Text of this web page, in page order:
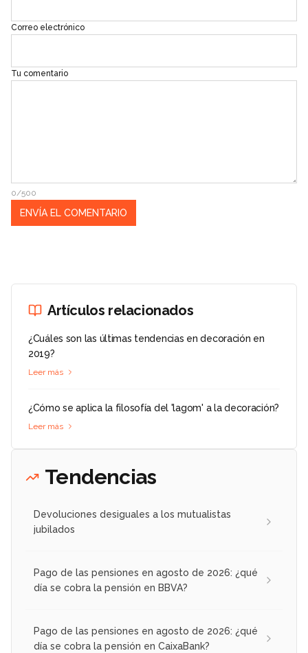
Correo electrónico
Tu comentario
0/500
Artículos relacionados
¿Cuáles son las últimas tendencias en decoración en
2019?
Leer más
¿Cómo se aplica la filosofía del 'lagom' a la decoración?
Leer más
Tendencias
Devoluciones desiguales a los mutualistas
jubilados
Pago de las pensiones en agosto de 2026: ¿qué
día se cobra la pensión en BBVA?
Pago de las pensiones en agosto de 2026: ¿qué
día se cobra la pensión en CaixaBank?